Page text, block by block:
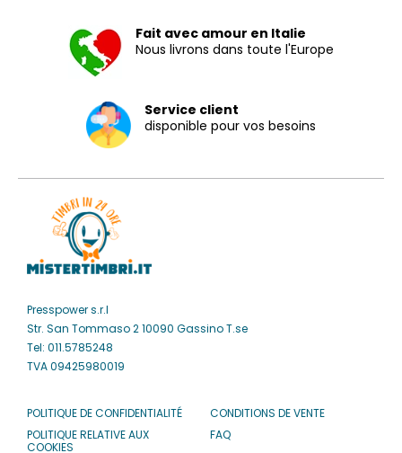
Fait avec amour en Italie
Nous livrons dans toute l'Europe
Service client
disponible pour vos besoins
Presspower s.r.l
Str. San Tommaso 2 10090 Gassino T.se
Tel: 011.5785248
TVA 09425980019
POLITIQUE DE CONFIDENTIALITÉ
POLITIQUE RELATIVE AUX
COOKIES
CONDITIONS DE VENTE
FAQ